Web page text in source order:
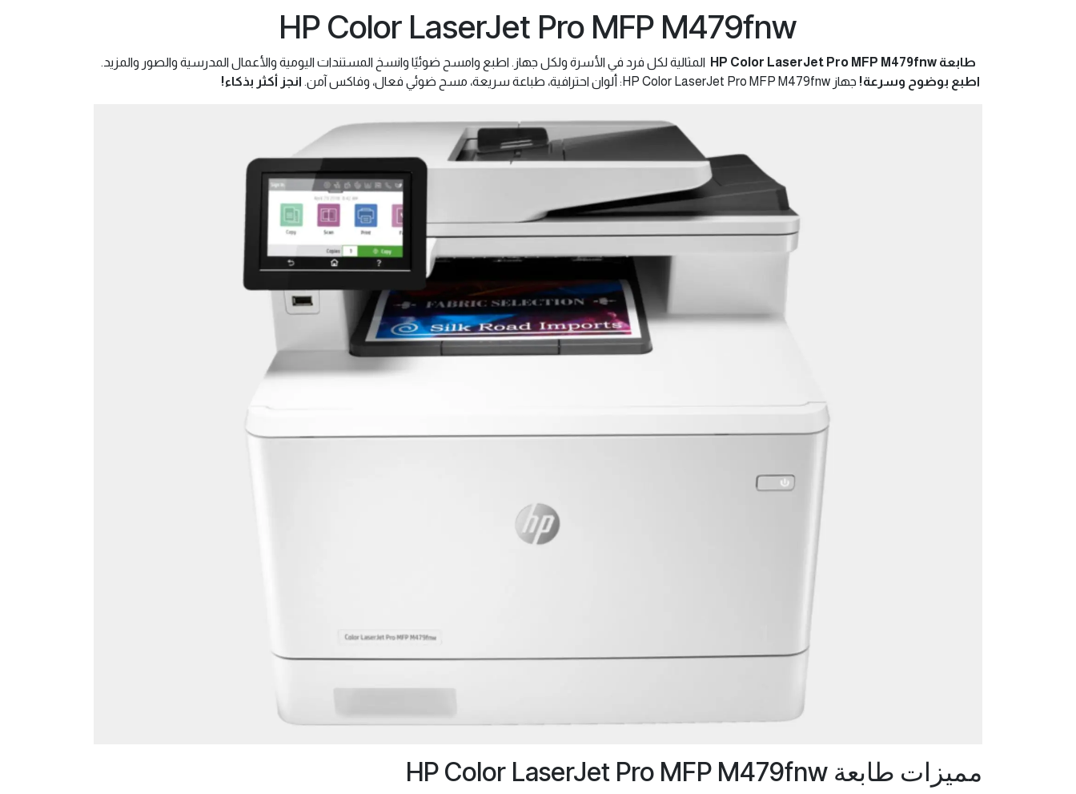
HP Color LaserJet Pro MFP M479fnw
طابعة HP Color LaserJet Pro MFP M479fnw
المثالية لكل فرد في الأسرة ولكل جهاز. اطبع وامسح ضوئيًا وانسخ المستندات اليومية والأعمال المدرسية والصور والمزيد.
اطبع بوضوح وسرعة! جهاز HP Color LaserJet Pro MFP M479fnw: ألوان احترافية، طباعة سريعة، مسح ضوئي فعال، وفاكس آمن. انجز أكثر بذكاء!
مميزات طابعة HP Color LaserJet Pro MFP M479fnw